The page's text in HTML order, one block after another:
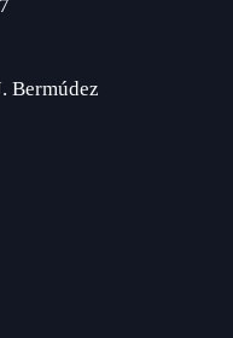
Bermúdez